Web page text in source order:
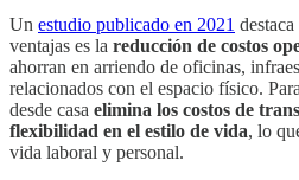
Un estudio publicado en 2021
ventajas es la reducción de costos
ahorran en arriendo de oficinas,
relacionados con el espacio físico.
desde casa elimina los costos de
flexibilidad en el estilo de vida, lo
vida laboral y personal.